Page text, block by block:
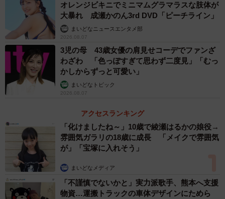
オレンジビキニでミニマムグラマラスな肢体が
大暴れ 成瀬かのん3rd DVD「ピーチライン」
まいどなニュースエンタメ部
2026.08.07
3児の母 43歳女優の肩見せコーデでファンざ
わざわ 「色っぽすぎて思わず二度見」「むっ
かしからずっと可愛い」
まいどなトピック
2026.08.07
アクセスランキング
「化けましたね～」10歳で綾瀬はるかの娘役→
雰囲気ガラリの18歳に成長 「メイクで雰囲気
が」「宝塚に入れそう」
まいどなメディア
「不謹慎でないかと」実力派歌手、熊本へ支援
物資…運搬トラックの車体デザインにためら